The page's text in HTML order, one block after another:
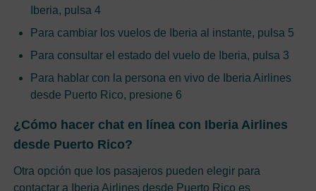
Iberia, pulsa 4
Para cambiar los vuelos de Iberia al instante, pulsa 5
Para consultar el estado del vuelo de Iberia, pulsa 3
Para hablar con la persona en vivo de Iberia Airlines
desde Puerto Rico, presione 6
¿Cómo hacer chat en línea con Iberia Airlines
desde Puerto Rico?
Otra opción que los pasajeros pueden elegir para
contactar a Iberia Airlines desde Puerto Rico es